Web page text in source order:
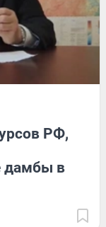
РФ,
дамбы в